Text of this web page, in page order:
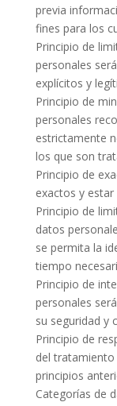
previa
fines para los
Principio de
personales
explícitos y
Principio de
personales
estrictamente
los que son
Principio de
exactos y
Principio de
datos
se permita la
tiempo
Principio de
personales
su seguridad y
Principio de
del tratamiento
principios
Categorías de